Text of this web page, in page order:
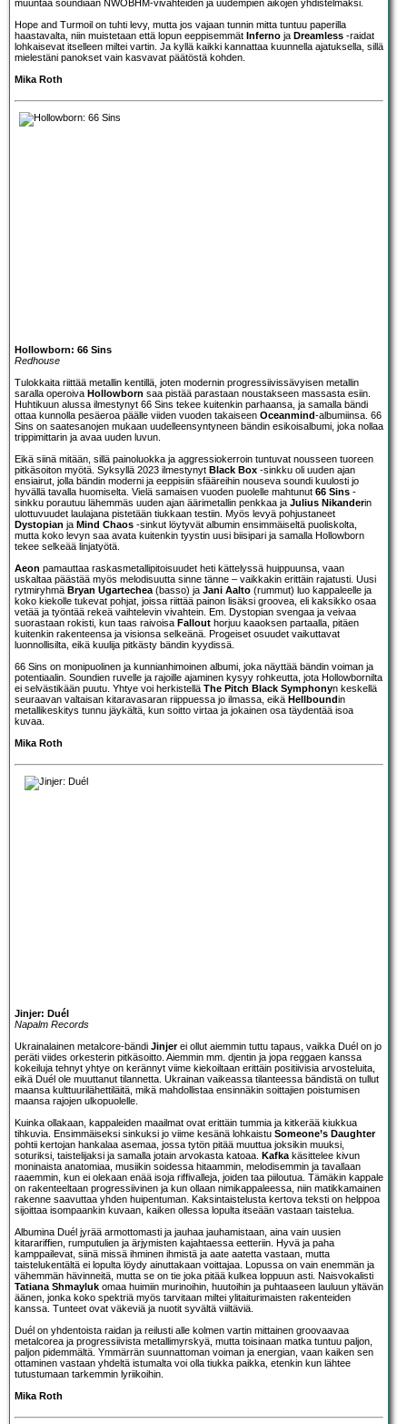
muuntaa soundiaan NWOBHM-vivahteiden ja uudempien aikojen yhdistelmäksi.
Hope and Turmoil on tuhti levy, mutta jos vajaan tunnin mitta tuntuu paperilla
haastavalta, niin muistetaan että lopun eeppisemmät Inferno ja Dreamless -raidat
lohkaisevat itselleen miltei vartin. Ja kyllä kaikki kannattaa kuunnella ajatuksella, sillä
mielestäni panokset vain kasvavat päätöstä kohden.
Mika Roth
Hollowborn: 66 Sins
Redhouse
Tulokkaita riittää metallin kentillä, joten modernin progressiivissävyisen metallin
saralla operoiva Hollowborn saa pistää parastaan noustakseen massasta esiin.
Huhtikuun alussa ilmestynyt 66 Sins tekee kuitenkin parhaansa, ja samalla bändi
ottaa kunnolla pesäeroa päälle viiden vuoden takaiseen Oceanmind-albumiinsa. 66
Sins on saatesanojen mukaan uudelleensyntyneen bändin esikoisalbumi, joka nollaa
trippimittarin ja avaa uuden luvun.
Eikä siinä mitään, sillä painoluokka ja aggressiokerroin tuntuvat nousseen tuoreen
pitkäsoiton myötä. Syksyllä 2023 ilmestynyt Black Box -sinkku oli uuden ajan
ensiairut, jolla bändin moderni ja eeppisiin sfääreihin nouseva soundi kuulosti jo
hyvällä tavalla huomiselta. Vielä samaisen vuoden puolelle mahtunut 66 Sins -
sinkku porautuu lähemmäs uuden ajan äärimetallin penkkaa ja Julius Nikanderin
ulottuvuudet laulajana pistetään tiukkaan testiin. Myös levyä pohjustaneet
Dystopian ja Mind Chaos -sinkut löytyvät albumin ensimmäiseltä puoliskolta,
mutta koko levyn saa avata kuitenkin tyystin uusi biisipari ja samalla Hollowborn
tekee selkeää linjatyötä.
Aeon pamauttaa raskasmetallipitoisuudet heti kättelyssä huippuunsa, vaan
uskaltaa päästää myös melodisuutta sinne tänne – vaikkakin erittäin rajatusti. Uusi
rytmiryhmä Bryan Ugartechea (basso) ja Jani Aalto (rummut) luo kappaleelle ja
koko kiekolle tukevat pohjat, joissa riittää painon lisäksi groovea, eli kaksikko osaa
vetää ja työntää rekeä vaihtelevin vivahtein. Em. Dystopian svengaa ja veivaa
suorastaan rokisti, kun taas raivoisa Fallout horjuu kaaoksen partaalla, pitäen
kuitenkin rakenteensa ja visionsa selkeänä. Progeiset osuudet vaikuttavat
luonnollisilta, eikä kuulija pitkästy bändin kyydissä.
66 Sins on monipuolinen ja kunnianhimoinen albumi, joka näyttää bändin voiman ja
potentiaalin. Soundien ruvelle ja rajoille ajaminen kysyy rohkeutta, jota Hollowbornilta
ei selvästikään puutu. Yhtye voi herkistellä The Pitch Black Symphonyn keskellä
seuraavan valtaisan kitaravasaran riippuessa jo ilmassa, eikä Hellboundin
metallikeskitys tunnu jäykältä, kun soitto virtaa ja jokainen osa täydentää isoa
kuvaa.
Mika Roth
Jinjer: Duél
Napalm Records
Ukrainalainen metalcore-bändi Jinjerei ollut aiemmin tuttu tapaus, vaikka Duél on jo
peräti viides orkesterin pitkäsoitto. Aiemmin mm. djentin ja jopa reggaen kanssa
kokeiluja tehnyt yhtye on kerännyt viime kiekoiltaan erittäin positiivisia arvosteluita,
eikä Duél ole muuttanut tilannetta. Ukrainan vaikeassa tilanteessa bändistä on tullut
maansa kulttuurilähettiläitä, mikä mahdollistaa ensinnäkin soittajien poistumisen
maansa rajojen ulkopuolelle.
Kuinka ollakaan, kappaleiden maailmat ovat erittäin tummia ja kitkerää kiukkua
tihkuvia. Ensimmäiseksi sinkuksi jo viime kesänä lohkaistu Someone’s Daughter
pohtii kertojan hankalaa asemaa, jossa tytön pitää muuttua joksikin muuksi,
soturiksi, taistelijaksi ja samalla jotain arvokasta katoaa. Kafka käsittelee kivun
moninaista anatomiaa, musiikin soidessa hitaammin, melodisemmin ja tavallaan
raaemmin, kun ei olekaan enää isoja riffivalleja, joiden taa piiloutua. Tämäkin kappale
on rakenteeltaan progressiivinen ja kun ollaan nimikappaleessa, niin matikkamainen
rakenne saavuttaa yhden huipentuman. Kaksintaistelusta kertova teksti on helppoa
sijoittaa isompaankin kuvaan, kaiken ollessa lopulta itseään vastaan taistelua.
Albumina Duél jyrää armottomasti ja jauhaa jauhamistaan, aina vain uusien
kitarariffien, rumputulien ja ärjymisten kajahtaessa eetteriin. Hyvä ja paha
kamppailevat, siinä missä ihminen ihmistä ja aate aatetta vastaan, mutta
taistelukentältä ei lopulta löydy ainuttakaan voittajaa. Lopussa on vain enemmän ja
vähemmän hävinneitä, mutta se on tie joka pitää kulkea loppuun asti. Naisvokalisti
Tatiana Shmayluk omaa huimiin murinoihin, huutoihin ja puhtaaseen lauluun yltävän
äänen, jonka koko spektriä myös tarvitaan miltei ylitaiturimaisten rakenteiden
kanssa. Tunteet ovat väkeviä ja nuotit syvältä viiltäviä.
Duél on yhdentoista raidan ja reilusti alle kolmen vartin mittainen groovaavaa
metalcorea ja progressiivista metallimyrskyä, mutta toisinaan matka tuntuu paljon,
paljon pidemmältä. Ymmärrän suunnattoman voiman ja energian, vaan kaiken sen
ottaminen vastaan yhdeltä istumalta voi olla tiukka paikka, etenkin kun lähtee
tutustumaan tarkemmin lyriikoihin.
Mika Roth